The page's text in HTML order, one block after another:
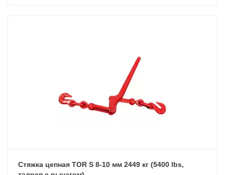
Стяжка цепная TOR S 8-10 мм 2449 кг (5400 lbs,